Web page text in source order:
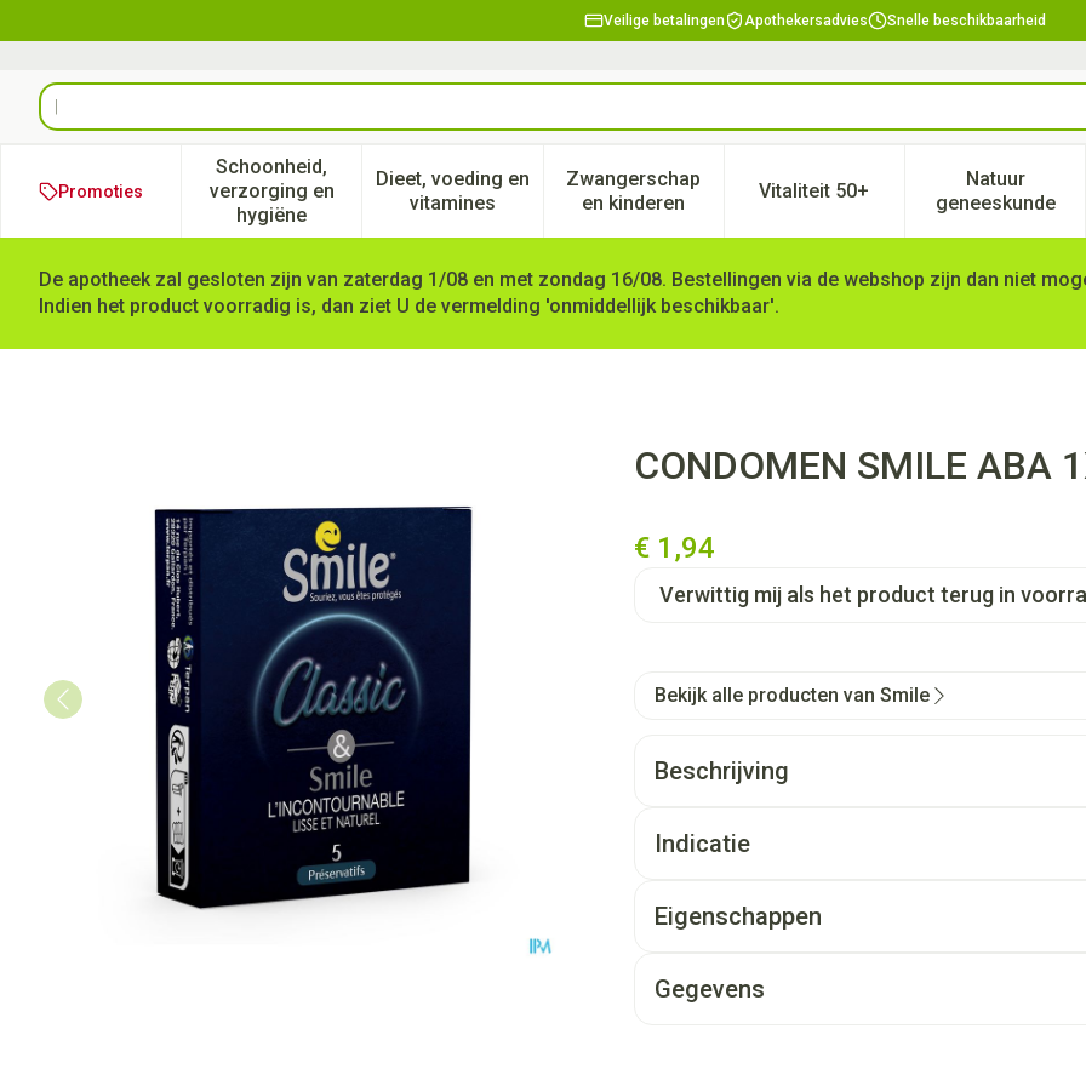
Veilige betalingen Apothekersadvies Snelle beschikbaarheid
Product, merk, categorie...
Promoties
Schoonheid,
verzorging en
hygiëne
Toon submenu voor Schoonheid, verzorging en hygiëne categorie
Dieet, voeding en
vitaminesToon submenu voor Dieet, voeding en vitamines categorie
Zwangerschap
en kinderenToon submenu voor Zwangerschap en kinderen
Vitaliteit 50+Toon submenu voor Vitaliteit
Natuur
geneeskunde
Toon
De apotheek zal gesloten zijn van zaterdag 1/08 en met zondag 16/08. Bestellingen via de webshop zijn dan niet
Indien het product voorradig is, dan ziet U de vermelding 'onmiddellijk beschikbaar'.
CONDOMEN SMILE ABA 1X5 1 DOOSCONDOMEN SMILE ABA
€ 1,94
Verwittig mij als het product terug in
Bekijk alle producten van Smile
Beschrijving
Indicatie
Eigenschappen
Gegevens